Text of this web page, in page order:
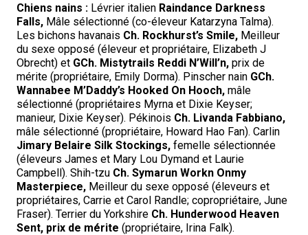
Chiens nains : Lévrier italien Raindance Darkness
Falls, Mâle sélectionné (co-éleveur Katarzyna Talma).
Les bichons havanais Ch. Rockhurst’s Smile, Meilleur
du sexe opposé (éleveur et propriétaire, Elizabeth J
Obrecht) et GCh. Mistytrails Reddi N’Will’n, prix de
mérite (propriétaire, Emily Dorma). Pinscher nain GCh.
Wannabee M’Daddy’s Hooked On Hooch, mâle
sélectionné (propriétaires Myrna et Dixie Keyser;
manieur, Dixie Keyser). Pékinois Ch. Livanda Fabbiano,
mâle sélectionné (propriétaire, Howard Hao Fan). Carlin
Jimary Belaire Silk Stockings, femelle sélectionnée
(éleveurs James et Mary Lou Dymand et Laurie
Campbell). Shih-tzu Ch. Symarun Workn Onmy
Masterpiece, Meilleur du sexe opposé (éleveurs et
propriétaires, Carrie et Carol Randle; copropriétaire, June
Fraser). Terrier du Yorkshire Ch. Hunderwood Heaven
Sent, prix de mérite(propriétaire, Irina Falk).